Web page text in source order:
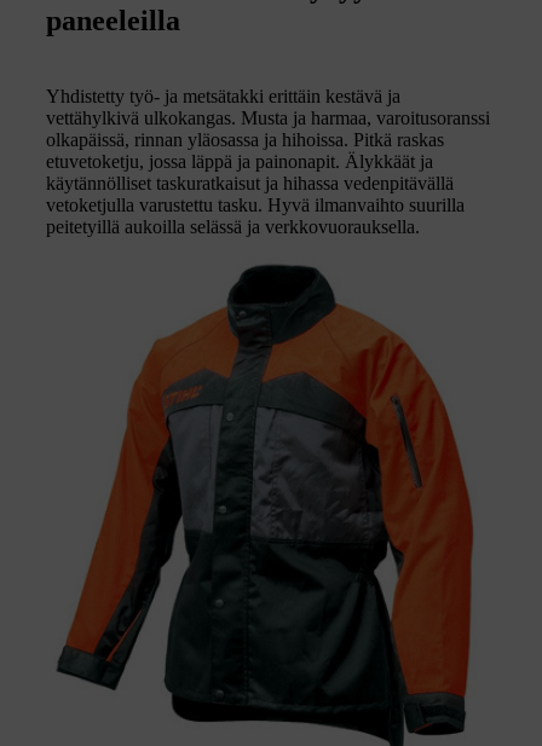
paneeleilla
Yhdistetty työ- ja metsätakki erittäin kestävä ja
vettähylkivä ulkokangas. Musta ja harmaa, varoitusoranssi
olkapäissä, rinnan yläosassa ja hihoissa. Pitkä raskas
etuvetoketju, jossa läppä ja painonapit. Älykkäät ja
käytännölliset taskuratkaisut ja hihassa vedenpitävällä
vetoketjulla varustettu tasku. Hyvä ilmanvaihto suurilla
peitetyillä aukoilla selässä ja verkkovuorauksella.